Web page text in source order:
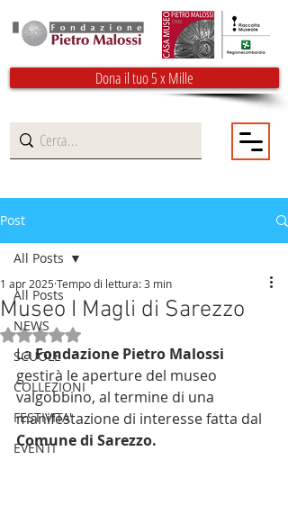
Dona il tuo 5 x Mille
Post
All Posts
NEWS
SCUOLE
COLLEZIONI
FESTIVITA'
EVENTI
All Posts
Museo I Magli di Sarezzo
1 apr 2025 Tempo di lettura: 3 min
Valutazione NaN stelle su 5.
La Fondazione Pietro Malossi
gestirà le aperture del museo
valgobbino, al termine di una
manifestazione di interesse fatta dal
Comune di Sarezzo.